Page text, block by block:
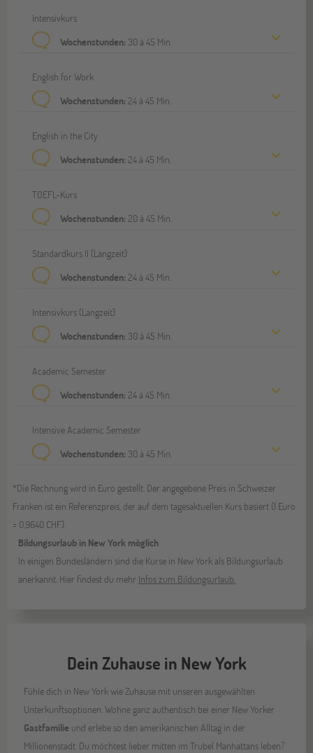
Intensivkurs
Wochenstunden: 30 à 45 Min.
English for Work
Wochenstunden: 24 à 45 Min.
English in the City
Wochenstunden: 24 à 45 Min.
TOEFL-Kurs
Wochenstunden: 20 à 45 Min.
Standardkurs II (Langzeit)
Wochenstunden: 24 à 45 Min.
Intensivkurs (Langzeit)
Wochenstunden: 30 à 45 Min.
Academic Semester
Wochenstunden: 24 à 45 Min.
Intensive Academic Semester
Wochenstunden: 30 à 45 Min.
*Die Rechnung wird in Euro gestellt. Der angegebene Preis in Schweizer
Franken ist ein Referenzpreis, der auf dem tagesaktuellen Kurs basiert (1 Euro
= 0,9640 CHF).
Bildungsurlaub in New York möglich
In einigen Bundesländern sind die Kurse in New York als Bildungsurlaub
anerkannt. Hier findest du mehr Infos zum Bildungsurlaub.
Dein Zuhause in New York
Fühle dich in New York wie Zuhause mit unseren ausgewählten
Unterkunftsoptionen. Wohne ganz authentisch bei einer New Yorker
Gastfamilie und erlebe so den amerikanischen Alltag in der
Millionenstadt. Du möchtest lieber mitten im Trubel Manhattans leben?